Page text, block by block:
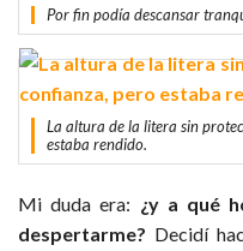
Por fin podía descansar
La altura de la litera sin
estaba rendido.
Mi duda era: ¿y a qué
despertarme? Decidí